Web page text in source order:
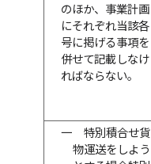
のほか、事業計画
にそれぞれ当該各
号に掲げる事項を
併せて記載しなけ
ればならない。
一
特別積合せ貨
物運送をしよう